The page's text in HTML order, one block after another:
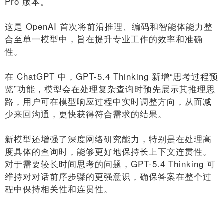
这是 OpenAI 首次将前沿推理、编码和智能体能力整
合至单一模型中，旨在提升专业工作的效率和准确
性。
在 ChatGPT 中，GPT-5.4 Thinking 新增“思考过程预
览”功能，模型会在处理复杂查询时预先展示其推理思
路，用户可在模型响应过程中实时调整方向，从而减
少来回沟通，更快获得符合需求的结果。
新模型还增强了深度网络研究能力，特别是在处理高
度具体的查询时，能够更好地保持长上下文连贯性。
对于需要较长时间思考的问题，GPT-5.4 Thinking 可
维持对对话前序步骤的更强意识，确保答案在整个过
程中保持相关性和连贯性。